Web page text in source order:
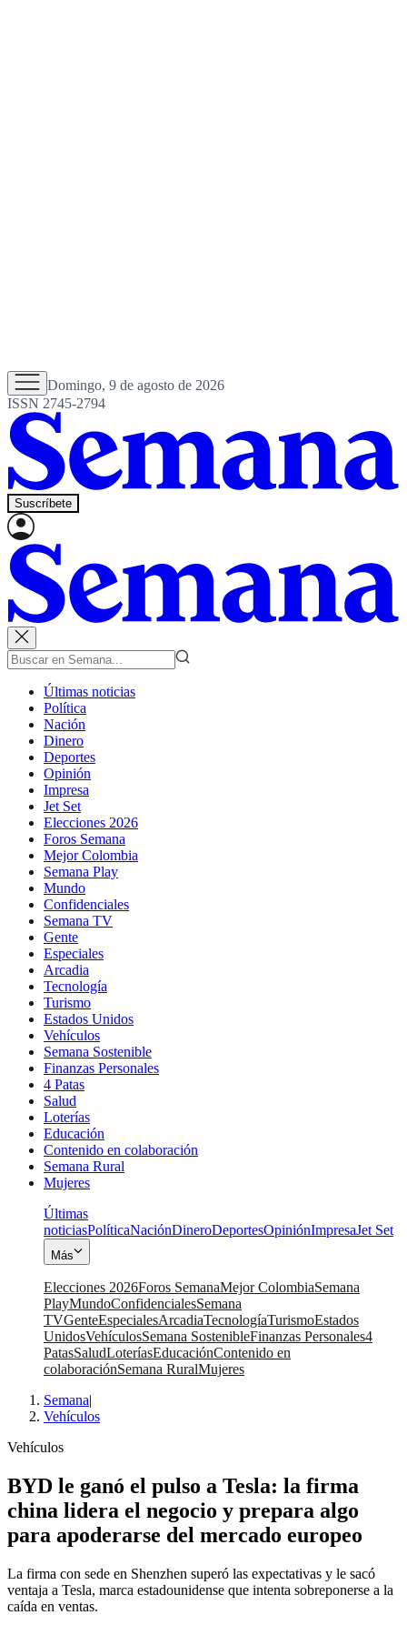
Domingo, 9 de agosto de 2026
ISSN 2745-2794
Suscríbete
Últimas noticias
Política
Nación
Dinero
Deportes
Opinión
Impresa
Jet Set
Elecciones 2026
Foros Semana
Mejor Colombia
Semana Play
Mundo
Confidenciales
Semana TV
Gente
Especiales
Arcadia
Tecnología
Turismo
Estados Unidos
Vehículos
Semana Sostenible
Finanzas Personales
4 Patas
Salud
Loterías
Educación
Contenido en colaboración
Semana Rural
Mujeres
Últimas
noticiasPolíticaNaciónDineroDeportesOpiniónImpresaJet Set
Más
Elecciones 2026Foros SemanaMejor ColombiaSemana
PlayMundoConfidencialesSemana
TVGenteEspecialesArcadiaTecnologíaTurismoEstados
UnidosVehículosSemana SostenibleFinanzas Personales4
PatasSaludLoteríasEducaciónContenido en
colaboraciónSemana RuralMujeres
Semana|
Vehículos
Vehículos
BYD le ganó el pulso a Tesla: la firma
china lidera el negocio y prepara algo
para apoderarse del mercado europeo
La firma con sede en Shenzhen superó las expectativas y le sacó
ventaja a Tesla, marca estadounidense que intenta sobreponerse a la
caída en ventas.